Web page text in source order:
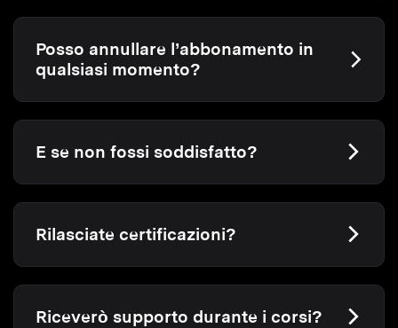
Posso annullare l’abbonamento in
qualsiasi momento?
E se non fossi soddisfatto?
Rilasciate certificazioni?
Riceverò supporto durante i corsi?